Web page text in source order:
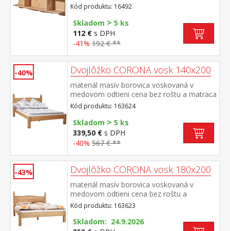
Kód produktu: 16492
Skladom > 5 ks
112 € s DPH
-41% 192 € **
-40% Dvojlôžko CORONA vosk 140x200
materiál masív borovica voskovaná v
medovom odtieni cena bez roštu a matraca
odporúčaný rozmer matraca 140 × 200 cm
a rošt R4 súčasť zostavy Corona
Kód produktu: 163624
Skladom > 5 ks
339,50 € s DPH
-40% 567 € **
-43% Dvojlôžko CORONA vosk 180x200
materiál masív borovica voskovaná v
medovom odtieni cena bez roštu a
matraca odporúčaný rozmer matraca 180 ×
200 cm alebo 2 kusy 90 × 200 cm a rošt R4
alebo 2 kusy R1 súčasť zostavy Corona
Kód produktu: 163623
Skladom: 24.9.2026